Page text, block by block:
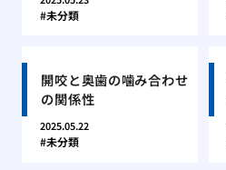
未分類
開咬と奥歯の噛み合わせ
の関係性
2025.05.22
未分類